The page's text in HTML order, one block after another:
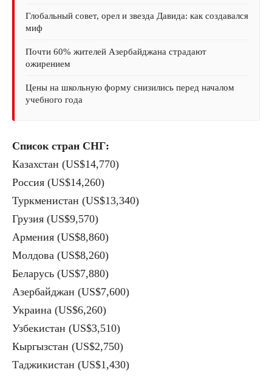
Глобальный совет, орел и звезда Давида: как создавался
миф
Почти 60% жителей Азербайджана страдают
ожирением
Цены на школьную форму снизились перед началом
учебного года
Список стран СНГ:
Казахстан (US$14,770)
Россия (US$14,260)
Туркменистан (US$13,340)
Грузия (US$9,570)
Армения (US$8,860)
Молдова (US$8,260)
Беларусь (US$7,880)
Азербайджан (US$7,600)
Украина (US$6,260)
Узбекистан (US$3,510)
Кыргызстан (US$2,750)
Таджикистан (US$1,430)